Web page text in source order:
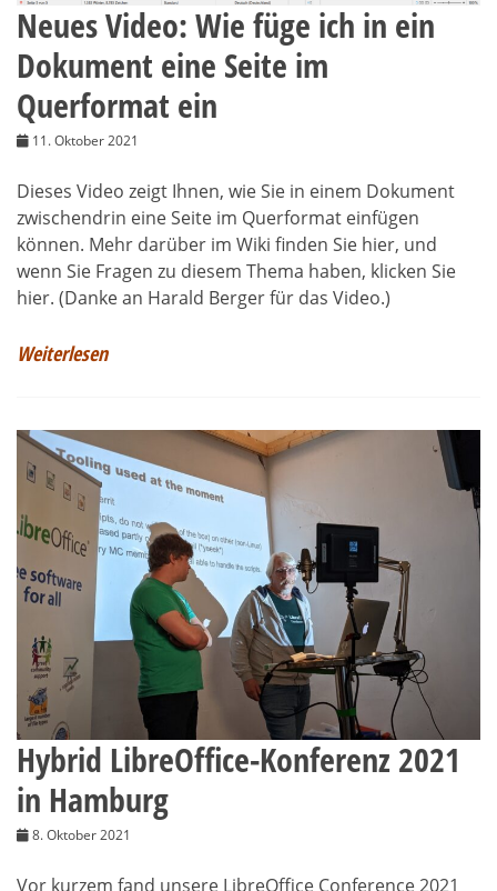
Neues Video: Wie füge ich in ein
Dokument eine Seite im
Querformat ein
11. Oktober 2021
Dieses Video zeigt Ihnen, wie Sie in einem Dokument
zwischendrin eine Seite im Querformat einfügen
können. Mehr darüber im Wiki finden Sie hier, und
wenn Sie Fragen zu diesem Thema haben, klicken Sie
hier. (Danke an Harald Berger für das Video.)
Weiterlesen
Hybrid LibreOffice-Konferenz 2021
in Hamburg
8. Oktober 2021
Vor kurzem fand unsere LibreOffice Conference 2021